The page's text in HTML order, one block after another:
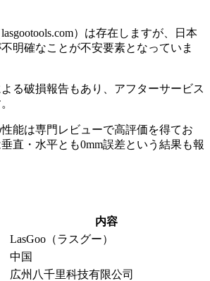
）は存在しますが、日本
明確なことが不安要素となっていま
る破損報告もあり、アフターサービス
能は専門レビューで高評価を得てお
直・水平とも0mm誤差という結果も報
内容
LasGoo（ラスグー）
中国
広州八千里科技有限公司